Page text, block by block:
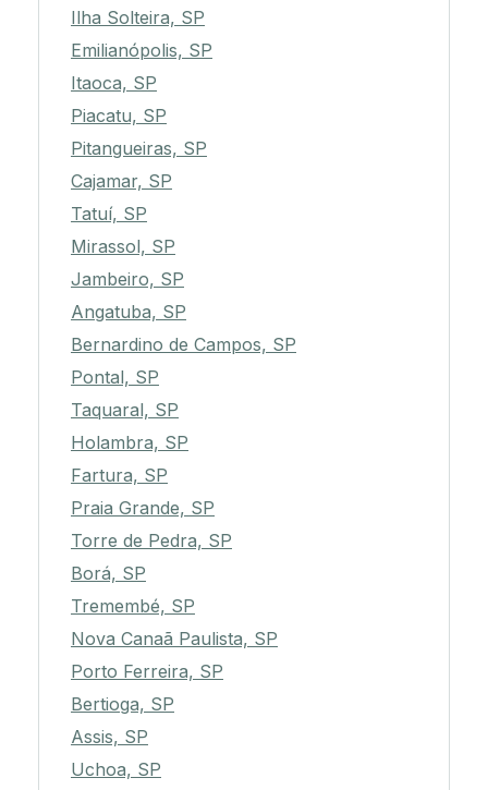
Ilha Solteira, SP
Emilianópolis, SP
Itaoca, SP
Piacatu, SP
Pitangueiras, SP
Cajamar, SP
Tatuí, SP
Mirassol, SP
Jambeiro, SP
Angatuba, SP
Bernardino de Campos, SP
Pontal, SP
Taquaral, SP
Holambra, SP
Fartura, SP
Praia Grande, SP
Torre de Pedra, SP
Borá, SP
Tremembé, SP
Nova Canaã Paulista, SP
Porto Ferreira, SP
Bertioga, SP
Assis, SP
Uchoa, SP